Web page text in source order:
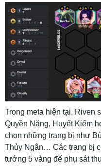
Trong meta hiện tại, Riven
Quyền Năng, Huyết Kiếm
chọn những trang bị như
Thủy Ngân… Các trang bị
tướng 5 vàng để phụ sát